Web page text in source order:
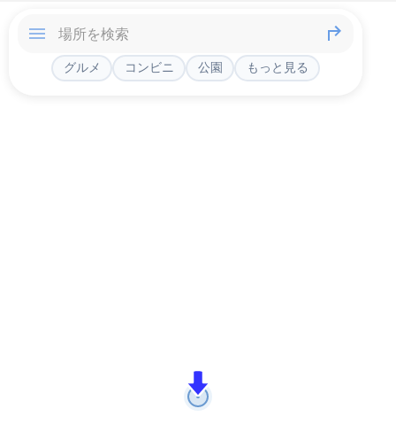
グルメ コンビニ 公園 もっと見る